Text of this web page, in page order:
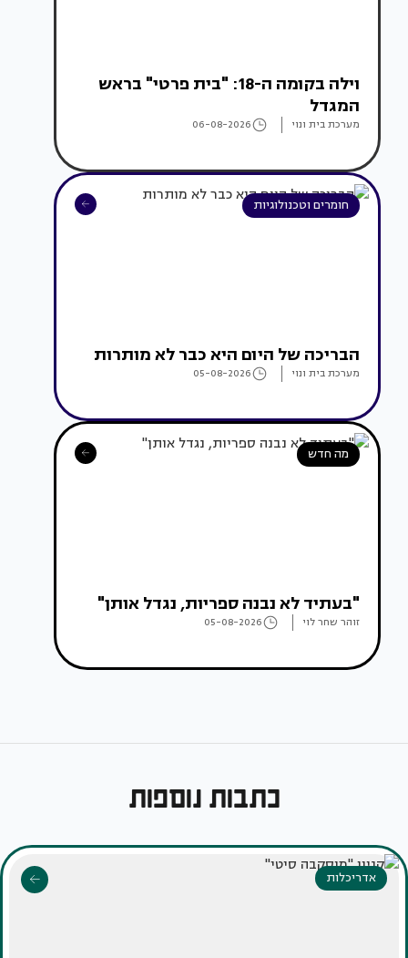
וילה בקומה ה-18: "בית פרטי" בראש
המגדל
מערכת בית ונוי 06-08-2026
חומרים וטכנולוגיות
הבריכה של היום היא כבר לא מותרות
מערכת בית ונוי 05-08-2026
מה חדש
"בעתיד לא נבנה ספריות, נגדל אותן"
זוהר שחר לוי 05-08-2026
כתבות נוספות
אדריכלות